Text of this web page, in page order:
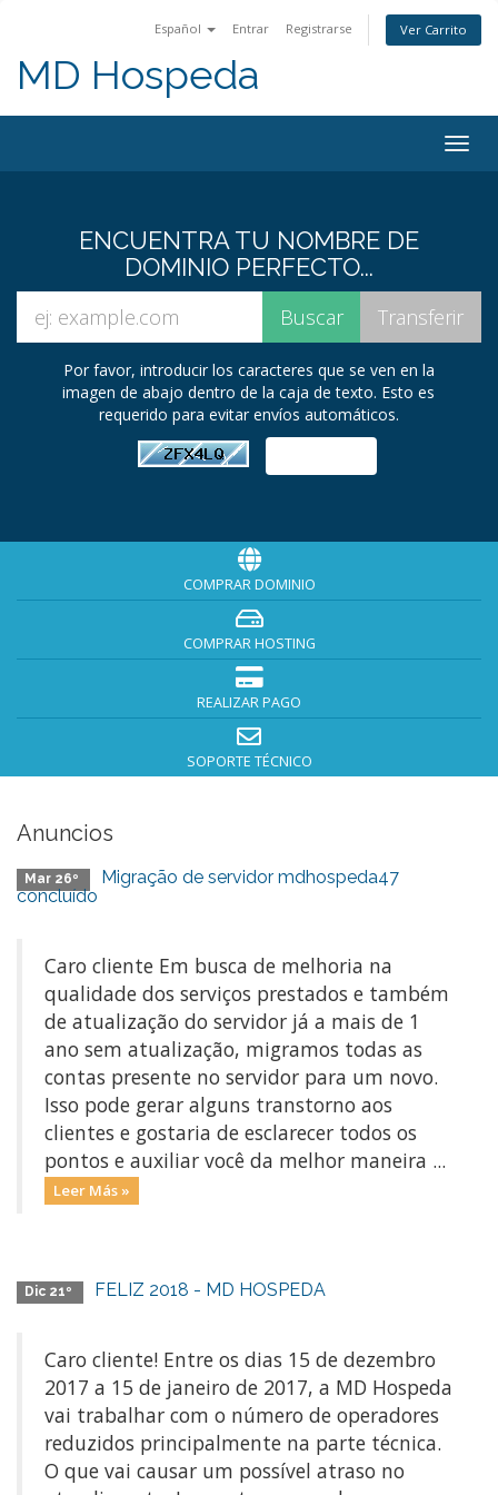
Español Entrar Registrarse Ver Carrito
MD Hospeda
ENCUENTRA TU NOMBRE DE
DOMINIO PERFECTO...
Por favor, introducir los caracteres que se ven en la
imagen de abajo dentro de la caja de texto. Esto es
requerido para evitar envíos automáticos.
COMPRAR DOMINIO
COMPRAR HOSTING
REALIZAR PAGO
SOPORTE TÉCNICO
Anuncios
Mar 26º
Migração de servidor mdhospeda47
concluído
Caro cliente Em busca de melhoria na
qualidade dos serviços prestados e também
de atualização do servidor já a mais de 1
ano sem atualização, migramos todas as
contas presente no servidor para um novo.
Isso pode gerar alguns transtorno aos
clientes e gostaria de esclarecer todos os
pontos e auxiliar você da melhor maneira ...
Leer Más »
Dic 21º FELIZ 2018 - MD HOSPEDA
Caro cliente! Entre os dias 15 de dezembro
2017 a 15 de janeiro de 2017, a MD Hospeda
vai trabalhar com o número de operadores
reduzidos principalmente na parte técnica.
O que vai causar um possível atraso no